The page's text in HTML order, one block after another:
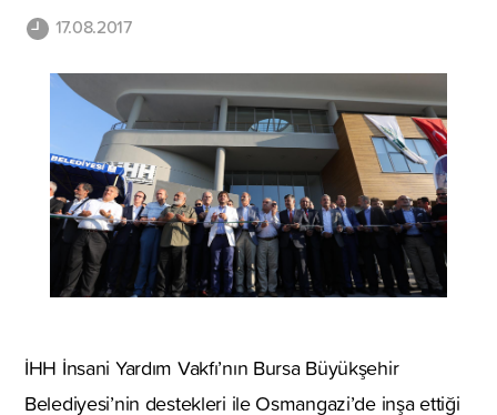
17.08.2017
İHH İnsani Yardım Vakfı’nın Bursa Büyükşehir
Belediyesi’nin destekleri ile Osmangazi’de inşa ettiği